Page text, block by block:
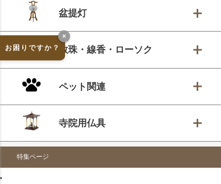
盆提灯
数珠・線香・ローソク
ペット関連
寺院用仏具
特集ページ
お困りですか？
×